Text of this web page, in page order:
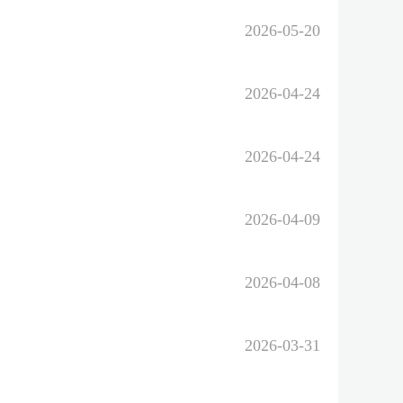
2026-05-20
2026-04-24
2026-04-24
2026-04-09
2026-04-08
2026-03-31